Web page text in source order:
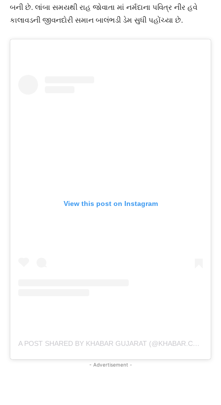
બની છે. લાંબા સમયથી રાહ જોવાતા માં નર્મદાના પવિત્ર નીર હવે
કાલાવડની જીવનદોરી સમાન બાલંભડી ડેમ સુધી પહોંચ્યા છે.
View this post on Instagram
A POST SHARED BY KHABAR GUJARAT (@KHABAR.COMMUNICATION)
- Advertisement -